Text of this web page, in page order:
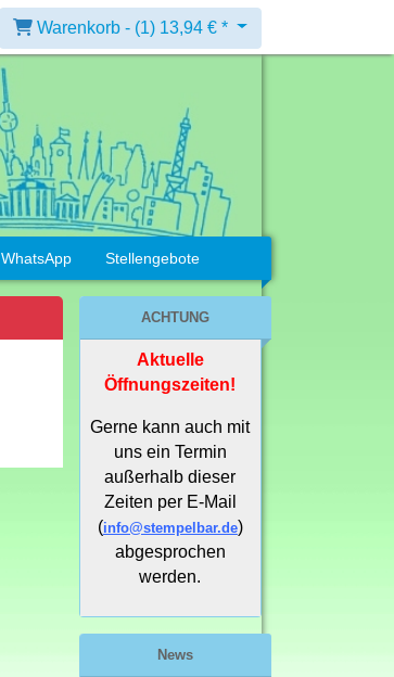
Warenkorb - (1) 13,94 € *
WhatsApp Stellengebote
ACHTUNG
Aktuelle
Öffnungszeiten!
Gerne kann auch mit
uns ein Termin
außerhalb dieser
Zeiten per E-Mail
(info@stempelbar.de)
abgesprochen
werden.
News